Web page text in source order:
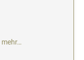
mehr…